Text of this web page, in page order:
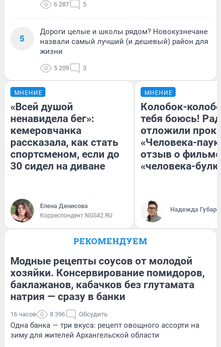
6 287 5
5
Дороги целые и школы рядом? Новокузнечане
назвали самый лучший (и дешевый) район для
жизни
5 209 3
МНЕНИЕ
«Всей душой
ненавидела бег»:
кемеровчанка
рассказала, как стать
спортсменом, если до
30 сидел на диване
Елена Денисова
Корреспондент NGS42.RU
МНЕНИЕ
Колобок-
тебя боюсь!
отложили
«Человека-
отзыв о
«человека-
Надежда Губарь
РЕКОМЕНДУЕМ
Модные рецепты соусов от молодой
хозяйки. Консервирование помидоров,
баклажанов, кабачков без глутамата
натрия — сразу в банки
16 часов 8 396 Обсудить
Одна банка — три вкуса: рецепт овощного ассорти на
зиму для жителей Архангельской области